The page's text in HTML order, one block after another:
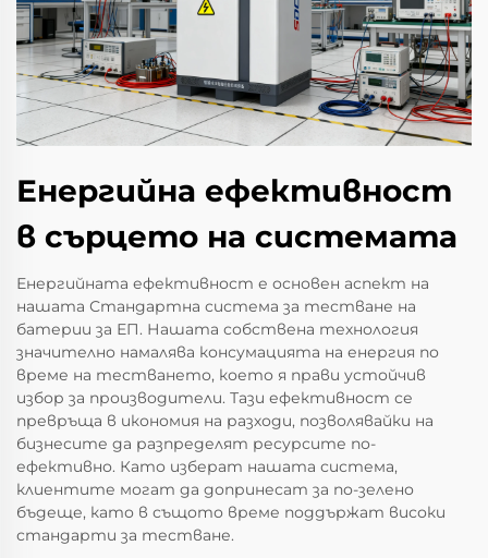
Енергийна ефективност
в сърцето на системата
Енергийната ефективност е основен аспект на
нашата Стандартна система за тестване на
батерии за ЕП. Нашата собствена технология
значително намалява консумацията на енергия по
време на тестването, което я прави устойчив
избор за производители. Тази ефективност се
превръща в икономия на разходи, позволявайки на
бизнесите да разпределят ресурсите по-
ефективно. Като изберат нашата система,
клиентите могат да допринесат за по-зелено
бъдеще, като в същото време поддържат високи
стандарти за тестване.